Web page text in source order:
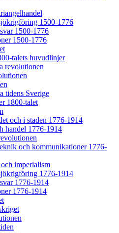
1500-1776
1500-1776
1500-1776
talets huvudlinjer
revolutionen
tidens Sverige
1800-talet
och i staden 1776-1914
handel 1776-1914
och kommunikationer 1776-
imperialism
1776-1914
1776-1914
1776-1914